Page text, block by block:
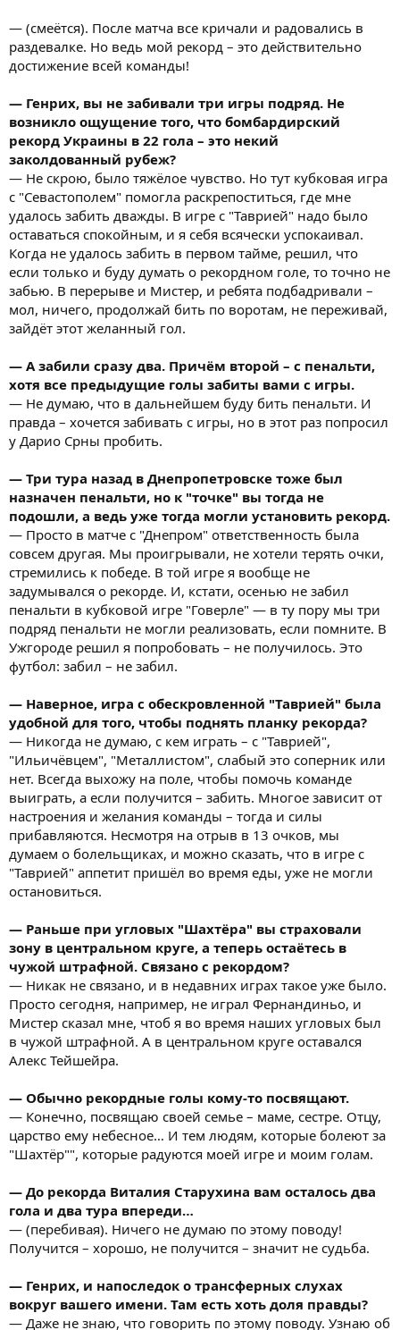
— (смеётся). После матча все кричали и радовались в
раздевалке. Но ведь мой рекорд – это действительно
достижение всей команды!
— Генрих, вы не забивали три игры подряд. Не
возникло ощущение того, что бомбардирский
рекорд Украины в 22 гола – это некий
заколдованный рубеж?
— Не скрою, было тяжёлое чувство. Но тут кубковая игра
с "Севастополем" помогла раскрепоститься, где мне
удалось забить дважды. В игре с "Таврией" надо было
оставаться спокойным, и я себя всячески успокаивал.
Когда не удалось забить в первом тайме, решил, что
если только и буду думать о рекордном голе, то точно не
забью. В перерыве и Мистер, и ребята подбадривали –
мол, ничего, продолжай бить по воротам, не переживай,
зайдёт этот желанный гол.
— А забили сразу два. Причём второй – с пенальти,
хотя все предыдущие голы забиты вами с игры.
— Не думаю, что в дальнейшем буду бить пенальти. И
правда – хочется забивать с игры, но в этот раз попросил
у Дарио Срны пробить.
— Три тура назад в Днепропетровске тоже был
назначен пенальти, но к "точке" вы тогда не
подошли, а ведь уже тогда могли установить рекорд.
— Просто в матче с "Днепром" ответственность была
совсем другая. Мы проигрывали, не хотели терять очки,
стремились к победе. В той игре я вообще не
задумывался о рекорде. И, кстати, осенью не забил
пенальти в кубковой игре "Говерле" — в ту пору мы три
подряд пенальти не могли реализовать, если помните. В
Ужгороде решил я попробовать – не получилось. Это
футбол: забил – не забил.
— Наверное, игра с обескровленной "Таврией" была
удобной для того, чтобы поднять планку рекорда?
— Никогда не думаю, с кем играть – с "Таврией",
"Ильичёвцем", "Металлистом", слабый это соперник или
нет. Всегда выхожу на поле, чтобы помочь команде
выиграть, а если получится – забить. Многое зависит от
настроения и желания команды – тогда и силы
прибавляются. Несмотря на отрыв в 13 очков, мы
думаем о болельщиках, и можно сказать, что в игре с
"Таврией" аппетит пришёл во время еды, уже не могли
остановиться.
— Раньше при угловых "Шахтёра" вы страховали
зону в центральном круге, а теперь остаётесь в
чужой штрафной. Связано с рекордом?
— Никак не связано, и в недавних играх такое уже было.
Просто сегодня, например, не играл Фернандиньо, и
Мистер сказал мне, чтоб я во время наших угловых был
в чужой штрафной. А в центральном круге оставался
Алекс Тейшейра.
— Обычно рекордные голы кому-то посвящают.
— Конечно, посвящаю своей семье – маме, сестре. Отцу,
царство ему небесное… И тем людям, которые болеют за
"Шахтёр"", которые радуются моей игре и моим голам.
— До рекорда Виталия Старухина вам осталось два
гола и два тура впереди…
— (перебивая). Ничего не думаю по этому поводу!
Получится – хорошо, не получится – значит не судьба.
— Генрих, и напоследок о трансферных слухах
вокруг вашего имени. Там есть хоть доля правды?
— Даже не знаю, что говорить по этому поводу. Узнаю об